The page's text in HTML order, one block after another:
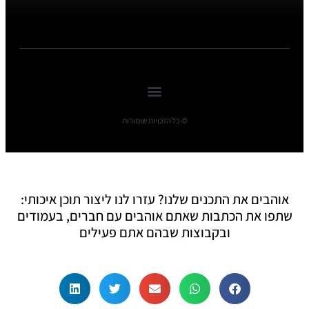
© כל הזכויות שומורות
אוהבים את התכנים שלנו? עזרו לנו ליצור תוכן איכותי:
שתפו את הכתבות שאתם אוהבים עם חברים, בעמודים
ובקבוצות שבהם אתם פעילים